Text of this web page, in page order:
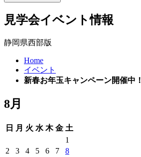
見学会イベント情報
静岡県西部版
Home
イベント
新春お年玉キャンペーン開催中！
8月
日 月 火 水 木 金 土
1
2
3 4 5 6 7
8